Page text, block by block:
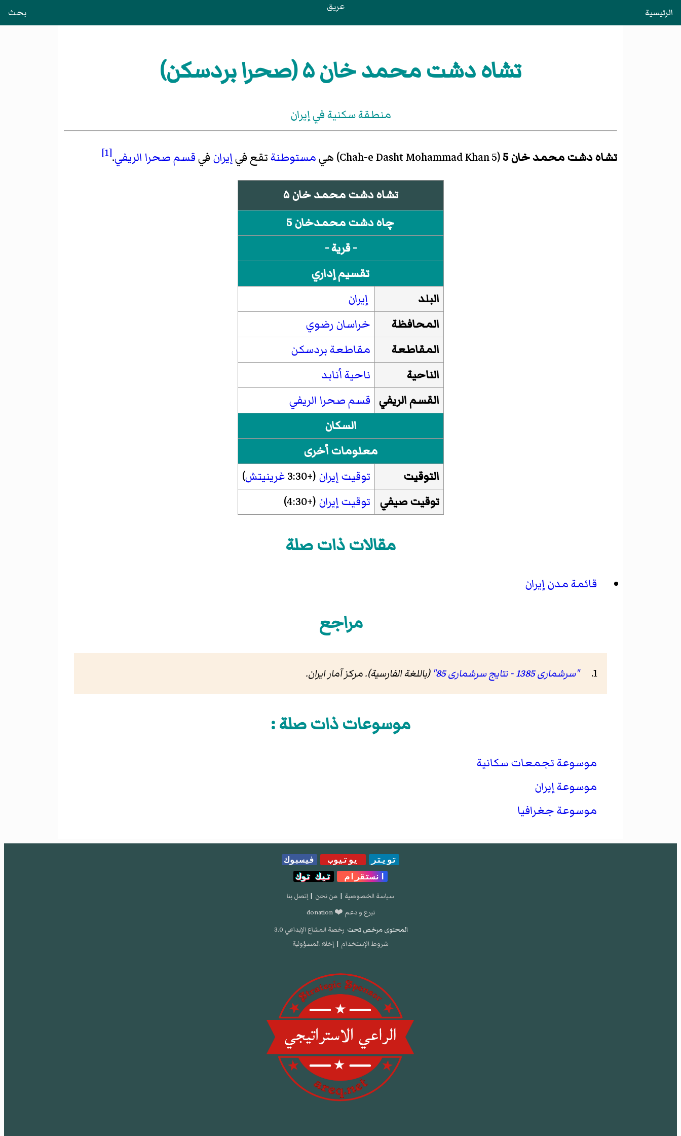
الرئيسية عريق بحث
تشاه دشت محمد خان ۵ (صحرا بردسكن)
منطقة سكنية في إيران
تشاه دشت محمد خان 5 (
Chah-e Dasht Mohammad Khan 5)‏ هيمستوطنةتقع فيإيران فيقسم صحرا الريفي.
[1]
تشاه دشت محمد خان ۵
چاه دشت محمدخان 5
- قرية -
تقسيم إداري
البلد
إيران
المحافظة
خراسان رضوي
المقاطعة
مقاطعة بردسكن
الناحية
ناحية أنابد
القسم الريفي قسم صحرا الريفي
السكان
معلومات أخرى
التوقيت
توقيت إيران (+3:30 غرينيتش)
توقيت صيفي
توقيت إيران (+4:30)
مقالات ذات صلة
قائمة مدن إيران
مراجع
"سرشماری 1385 - نتایج سرشماری 85" (باللغة الفارسية). مرکز آمار ایران.
موسوعات ذات صلة :
موسوعة تجمعات سكانية
موسوعة إيران
موسوعة جغرافيا
تويتر يوتيوب
فيسبوك
انستقرام
تيك توك
سياسة الخصوصية | من نحن | إتصل بنا
تبرع و دعم ❤️ donation
المحتوى مرخص تحت رخصة المشاع الإبداعي 3.0
شروط الإستخدام | إخلاء المسؤولية